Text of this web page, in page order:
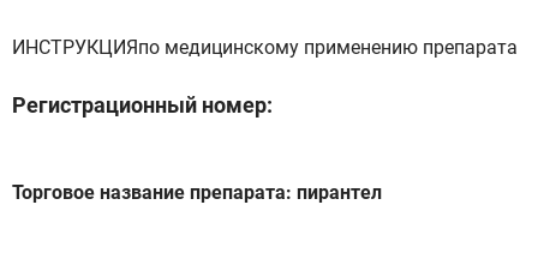
ИНСТРУКЦИЯпо медицинскому применению препарата
Регистрационный номер:
Торговое название препарата: пирантел